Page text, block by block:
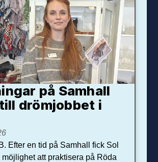
på Sam­hall
dröm­jobbet i
Efter en tid på Samhall fick Sol
att praktisera på Röda